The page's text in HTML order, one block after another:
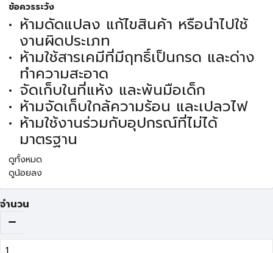
ข้อควรระวัง
ห้ามดัดแปลง แก้ไขสินค้า หรือนำไปใช้
งานผิดประเภท
ห้ามใช้สารเคมีที่มีฤทธิ์เป็นกรด และด่าง
ทำความสะอาด
จัดเก็บในที่แห้ง และพ้นมือเด็ก
ห้ามจัดเก็บใกล้ความร้อน และเปลวไฟ
ห้ามใช้งานร่วมกับอุปกรณ์ที่ไม่ได้
มาตรฐาน
ดูทั้งหมด
ดูน้อยลง
จำนวน